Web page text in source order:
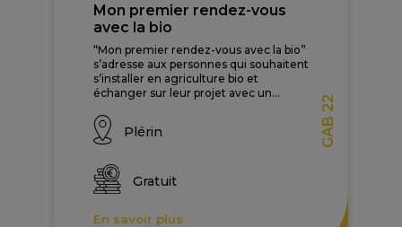
Mon premier rendez-vous
avec la bio
“Mon premier rendez-vous avec la bio”
s’adresse aux personnes qui souhaitent
s’installer en agriculture bio et
échanger sur leur projet avec un...
Plérin
Gratuit
En savoir plus
GAB 22